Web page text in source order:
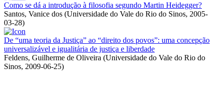
Como se dá a introdução à filosofia segundo Martin Heidegger?
Santos, Vanice dos (Universidade do Vale do Rio do Sinos, 2005-
03-28)
De “uma teoria da Justiça” ao “direito dos povos”: uma concepção
universalizável e igualitária de justiça e liberdade
Feldens, Guilherme de Oliveira (Universidade do Vale do Rio do
Sinos, 2009-06-25)